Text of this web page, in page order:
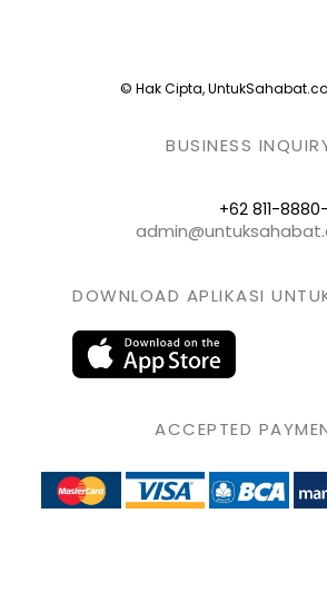
© Hak Cipta,
BUSINESS
+62 811-
DOWNLOAD APLIKASI
ACCEPTED